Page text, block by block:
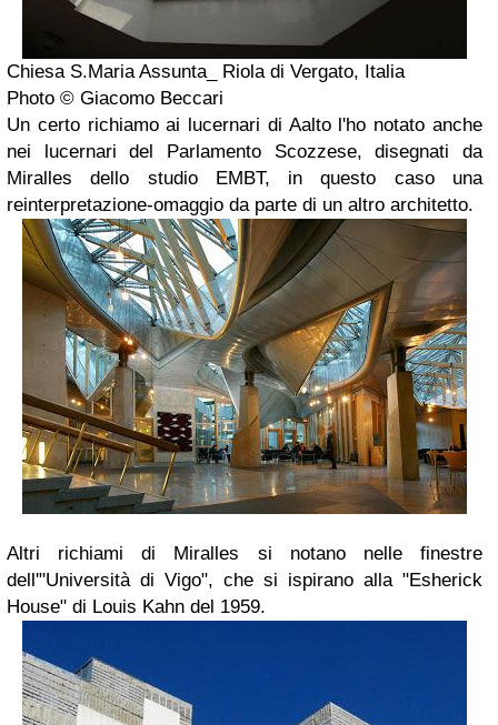
Chiesa S.Maria Assunta_ Riola di Vergato, Italia
Photo © Giacomo Beccari
Un certo richiamo ai lucernari di Aalto l'ho notato anche
nei lucernari del Parlamento Scozzese, disegnati da
Miralles dello studio EMBT, in questo caso una
reinterpretazione-omaggio da parte di un altro architetto.
Altri richiami di Miralles si notano nelle finestre
dell'"Università di Vigo", che si ispirano alla "Esherick
House" di Louis Kahn del 1959.